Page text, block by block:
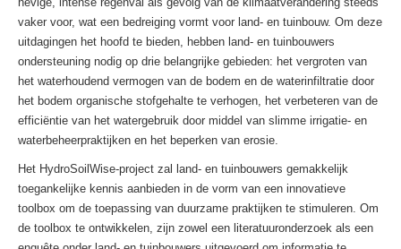
vaker voor, wat een bedreiging vormt voor land- en tuinbouw. Om deze
uitdagingen het hoofd te bieden, hebben land- en tuinbouwers
ondersteuning nodig op drie belangrijke gebieden: het vergroten van
het waterhoudend vermogen van de bodem en de waterinfiltratie door
het bodem organische stofgehalte te verhogen, het verbeteren van de
efficiëntie van het watergebruik door middel van slimme irrigatie- en
waterbeheerpraktijken en het beperken van erosie.
Het HydroSoilWise-project zal land- en tuinbouwers gemakkelijk
toegankelijke kennis aanbieden in de vorm van een innovatieve
toolbox om de toepassing van duurzame praktijken te stimuleren. Om
de toolbox te ontwikkelen, zijn zowel een literatuuronderzoek als een